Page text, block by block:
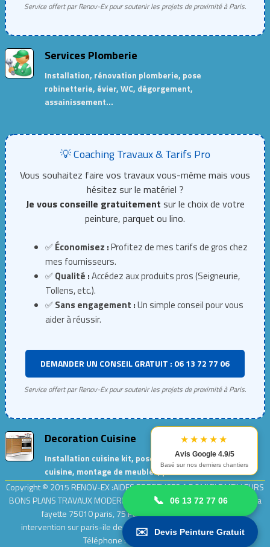
★★★★★
Avis Google 4.9/5
Basé sur nos derniers chantiers
📞 06 13 72 77 06
✉️ Devis Peinture Gratuit
Service offert par Renov-Ex pour soutenir les projets de proximité à Paris.
Services Plomberie
Installation, rénovation plomberie, pose
robinetterie, évier, WC, dégorgement,
assainissement…
💡 Coaching Travaux & Tarifs Pro
Vous souhaitez faire vos travaux vous-même mais vous
hésitez sur le matériel ?
Je vous conseille gratuitement sur le choix de votre
peinture, parquet ou lino.
✅Économisez :Profitez de mes tarifs de gros chez
mes fournisseurs.
✅Qualité :Accédez aux produits pros (Seigneurie,
Tollens, etc.).
✅Sans engagement :Un simple conseil pour vous
aider à réussir.
DEMANDER UN CONSEIL GRATUIT : 06 13 72 77 06
Service offert par Renov-Ex pour soutenir les projets de proximité à Paris.
Decoration Cuisine
Installation cuisine kit, pose de meubles de
cuisine, montage de meubles, peinture cuisine…
Copyright © 2015 RENOV-EX :AIDES PRECIEUSES A DOMICILE.MEILLEURS
BONS PLANS TRAVAUX MODERNES ET ECOLOGIQUES| Adresse : rue la
fayette 75010 paris, 75 Paris .| EntrepriseRenov-ex
intervention sur paris-ile de france [ 75,77,78,91,92,93,94,95]
Téléphone : 0 9 54 64 64 55.